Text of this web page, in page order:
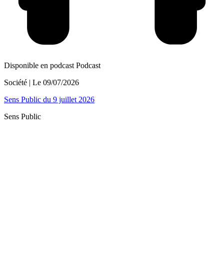
Disponible en podcast Podcast
Société | Le 09/07/2026
Sens Public du 9 juillet 2026
Sens Public